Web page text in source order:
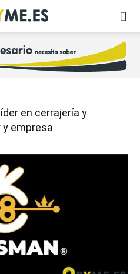
en cerrajería y
y empresa